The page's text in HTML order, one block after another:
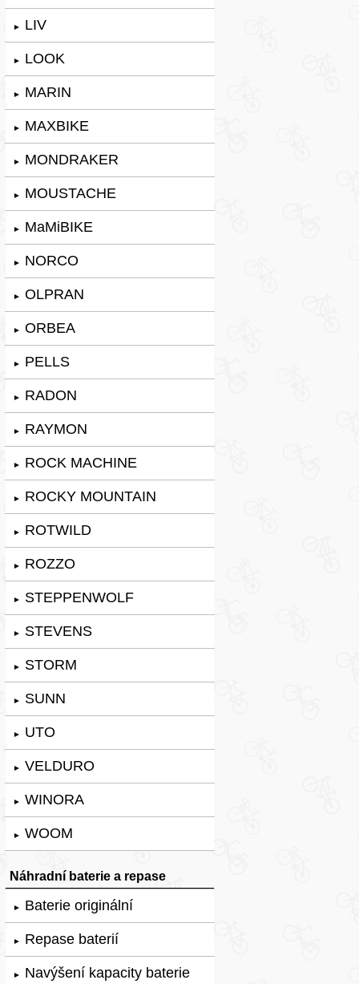
► LIV
► LOOK
► MARIN
► MAXBIKE
► MONDRAKER
► MOUSTACHE
► MaMiBIKE
► NORCO
► OLPRAN
► ORBEA
► PELLS
► RADON
► RAYMON
► ROCK MACHINE
► ROCKY MOUNTAIN
► ROTWILD
► ROZZO
► STEPPENWOLF
► STEVENS
► STORM
► SUNN
► UTO
► VELDURO
► WINORA
► WOOM
Náhradní baterie a repase
► Baterie originální
► Repase baterií
► Navýšení kapacity baterie